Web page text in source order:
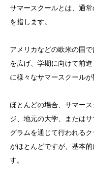
サマースクールとは、通
を指します。
アメリカなどの欧米の国
を広げ、学期に向けて前
に様々なサマースクールが
ほとんどの場合、サマー
ジ、地元の大学、または
グラムを通じて行われる
がほとんどですが、基本
す。